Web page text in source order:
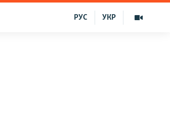
УКР
РУС